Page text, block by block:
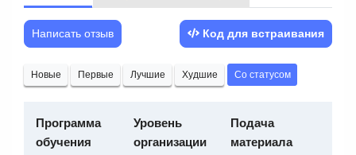
Написать отзыв Код для встраивания
Новые Первые Лучшие Худшие Со статусом
Программа
обучения
Уровень
организации
Подача
материала